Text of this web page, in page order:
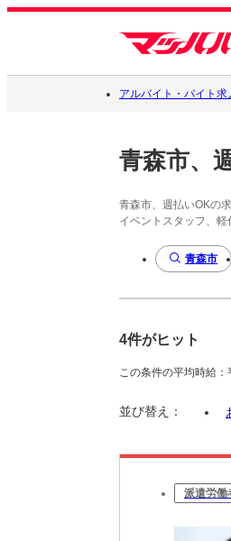
アルバイト・バイト求
青森市、
青森市、週払いOKの
イベントスタッフ、
青森市
4件がヒット
この条件の平均時給
並び替え：
派遣労働